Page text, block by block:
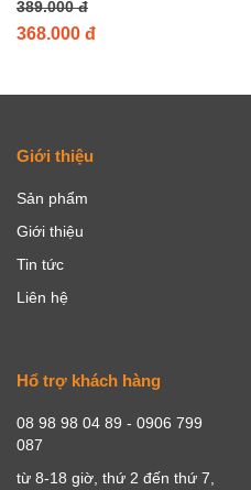
389.000 đ
368.000 đ
Giới thiệu
Sản phẩm
Giới thiệu
Tin tức
Liên hệ
Hổ trợ khách hàng
08 98 98 04 89 - 0906 799
087
từ 8-18 giờ, thứ 2 đến thứ 7,